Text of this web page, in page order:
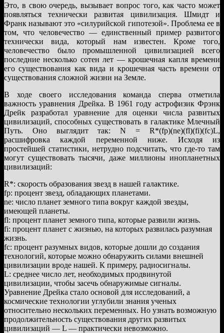
Это, в свою очередь, вызывает вопрос того, как часто может
появляться технически развитая цивилизация. Шмидт и
Франк называют это «силурийской гипотезой». Проблема ее в
том, что человечество — единственный пример развитого
технически вида, который нам известен. Кроме того,
человечество было промышленной цивилизацией всего
последние несколько сотен лет — крошечная капля времени
его существования как вида и крошечная часть времени от
существования сложной жизни на Земле.
В ходе своего исследования команда сперва отметила
важность уравнения Дрейка. В 1961 году астрофизик Фрэнк
Дрейк разработал уравнение для оценки числа развитых
цивилизаций, способных существовать в галактике Млечный
Путь. Оно выглядит так: N = R*(fp)(ne)(fl)(fi)(fc)L,
расшифровка каждой переменной ниже. Исходя из
простейшей статистики, нетрудно подсчитать, что где-то там
могут существовать тысячи, даже миллионы инопланетных
цивилизаций:
R*: скорость образования звезд в нашей галактике.
fp: процент звезд, обладающих планетами.
ne: число планет земного типа вокруг каждой звезды,
имеющей планеты.
fl: процент планет земного типа, которые развили жизнь.
fi: процент планет с жизнью, на которых развилась разумная
жизнь.
fc: процент разумных видов, которые дошли до создания
технологий, которые можно обнаружить силами внешней
цивилизации вроде нашей. К примеру, радиосигналы.
L: среднее число лет, необходимых продвинутой
цивилизации, чтобы засечь обнаружимые сигналы.
Уравнение Дрейка стало основой для исследований, а
космические технологии углубили знания ученых
относительно нескольких переменных. Но узнать возможную
продолжительность существования других развитых
цивилизаций — L — практически невозможно.